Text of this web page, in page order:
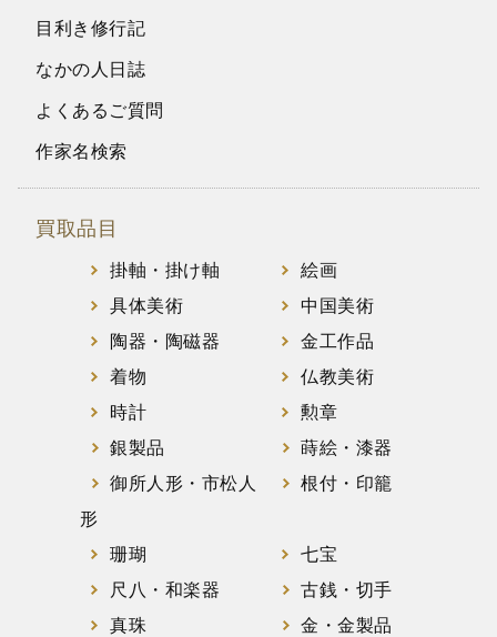
目利き修行記
なかの人日誌
よくあるご質問
作家名検索
買取品目
掛軸・掛け軸
絵画
具体美術
中国美術
陶器・陶磁器
金工作品
着物
仏教美術
時計
勲章
銀製品
蒔絵・漆器
御所人形・市松人
形
根付・印籠
珊瑚
七宝
尺八・和楽器
古銭・切手
真珠
金・金製品